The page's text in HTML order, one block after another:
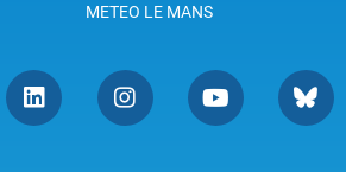
METEO LE MANS